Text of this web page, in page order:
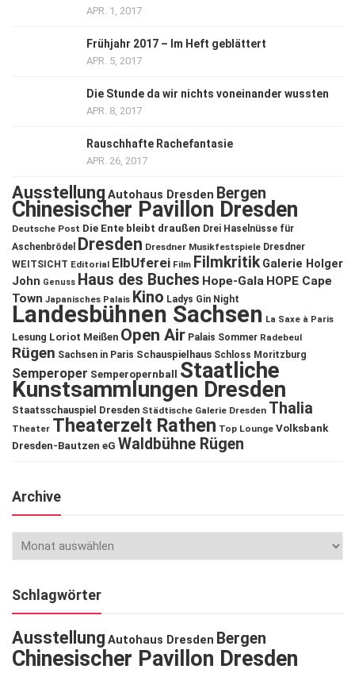
APR. 1, 2017
Frühjahr 2017 – Im Heft geblättert
APR. 5, 2017
Die Stunde da wir nichts voneinander wussten
APR. 8, 2017
Rauschhafte Rachefantasie
APR. 26, 2017
Ausstellung Autohaus Dresden Bergen
Chinesischer Pavillon Dresden
Deutsche Post Die Ente bleibt draußen Drei Haselnüsse für
Aschenbrödel
Dresden Dresdner Musikfestspiele Dresdner
WEITSICHT Editorial ElbUferei Film Filmkritik Galerie Holger
John Genuss Haus des Buches Hope-Gala HOPE Cape
Town Japanisches Palais Kino Ladys Gin Night
Landesbühnen Sachsen La Saxe à Paris
Lesung Loriot Meißen Open Air Palais Sommer Radebeul
Rügen Sachsen in Paris Schauspielhaus Schloss Moritzburg
Semperoper Semperopernball Staatliche
Kunstsammlungen Dresden
Staatsschauspiel Dresden Städtische Galerie Dresden Thalia
Theater Theaterzelt Rathen Top Lounge Volksbank
Dresden-Bautzen eG Waldbühne Rügen
Archive
Schlagwörter
Ausstellung Autohaus Dresden Bergen
Chinesischer Pavillon Dresden